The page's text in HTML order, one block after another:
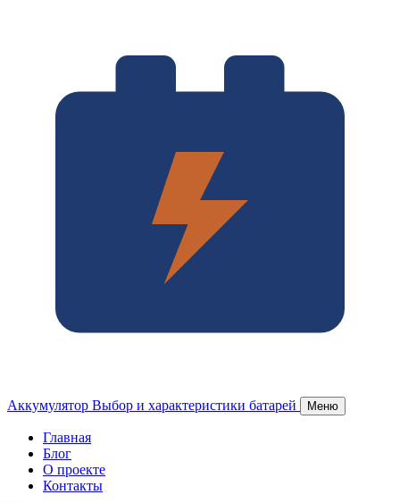
Аккумулятор Выбор и характеристики батарей Меню
Главная
Блог
О проекте
Контакты